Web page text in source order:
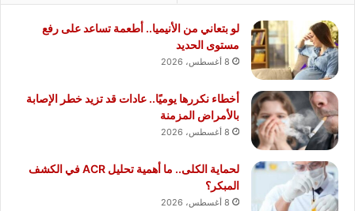
لو بتعاني من الأنيميا.. أطعمة تساعد على رفع
مستوى الحديد
8 أغسطس، 2026
أخطاء نكررها يوميًا.. عادات قد تزيد خطر الإصابة
بالأمراض المزمنة
8 أغسطس، 2026
لحماية الكلى.. ما أهمية تحليل ACR في الكشف
المبكر؟
8 أغسطس، 2026